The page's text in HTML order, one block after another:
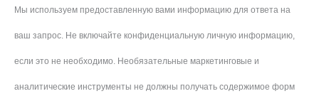
Мы используем предоставленную вами информацию для ответа на
ваш запрос. Не включайте конфиденциальную личную информацию,
если это не необходимо. Необязательные маркетинговые и
аналитические инструменты не должны получать содержимое форм